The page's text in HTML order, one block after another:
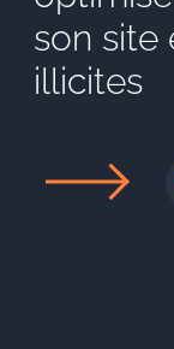
son site
illicites